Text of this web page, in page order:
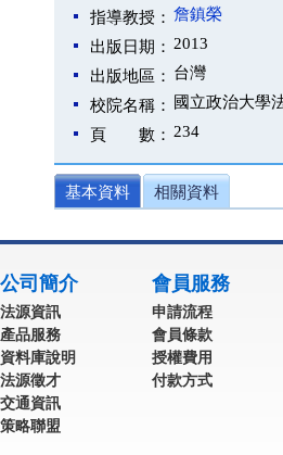
指導教授： 詹鎮榮
出版日期： 2013
出版地區： 台灣
校院名稱：
國立政治大學
頁 數： 234
基本資料 相關資料
公司簡介
法源資訊
產品服務
資料庫說明
法源徵才
交通資訊
策略聯盟
會員服務
申請流程
會員條款
授權費用
付款方式